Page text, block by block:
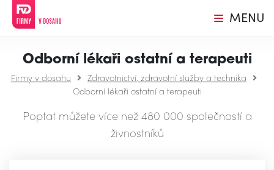
MENU
Odborní lékaři ostatní a terapeuti
Firmy v dosahu
Zdravotnictví, zdravotní služby a technika
Odborní lékaři ostatní a terapeuti
Poptat můžete více než 480 000 společností a
živnostníků